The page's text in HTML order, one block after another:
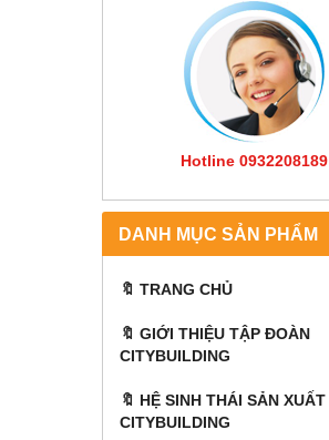
Hotline 0932208189
DANH MỤC SẢN PHẨM
🔖 TRANG CHỦ
🔖 GIỚI THIỆU TẬP ĐOÀN
CITYBUILDING
🔖 HỆ SINH THÁI SẢN XUẤT
CITYBUILDING